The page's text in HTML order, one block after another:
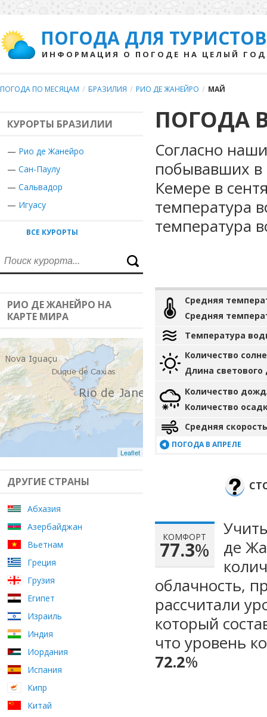
ПОГОДА ДЛЯ ТУРИСТОВ
ИНФОРМАЦИЯ О ПОГОДЕ НА ЦЕЛЫЙ ГОД
ПОГОДА ПО МЕСЯЦАМ / БРАЗИЛИЯ / РИО ДЕ ЖАНЕЙРО / МАЙ
КУРОРТЫ БРАЗИЛИИ
— Рио де Жанейро
— Сан-Паулу
— Сальвадор
— Игуасу
ВСЕ КУРОРТЫ
РИО ДЕ ЖАНЕЙРО НА
КАРТЕ МИРА
Leaflet
ДРУГИЕ СТРАНЫ
Абхазия
Азербайджан
Вьетнам
Греция
Грузия
Египет
Израиль
Индия
Иордания
Испания
Кипр
Китай
ПОГОДА
Согласно
побывавших в
Кемере в
температура
температура
Средняя
Средняя
Температура
Количество
Длина светового
Количество
Количество
Средняя
ПОГОДА В АПРЕЛЕ
КОМФОРТ
77.3%
де
облачность,
рассчитали
который
что уровень
72.2%